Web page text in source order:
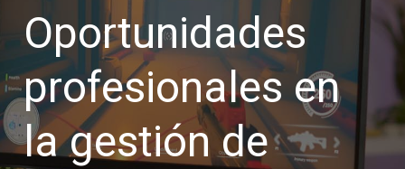
Oportunidades
profesionales en
la gestión de